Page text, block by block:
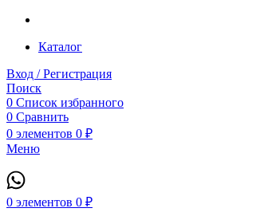
Каталог
Вход / Регистрация
Поиск
0 Список избранного
0 Сравнить
0 элементов 0 ₽
Меню
0 элементов 0 ₽